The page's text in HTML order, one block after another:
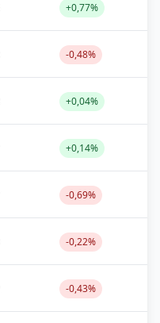
+0,77%
-0,48%
+0,04%
+0,14%
-0,69%
-0,22%
-0,43%